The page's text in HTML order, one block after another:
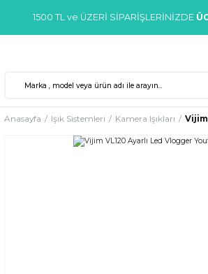
1500 TL ve ÜZERİ SİPARİŞLERİNİZDE
Anasayfa Işık Sistemleri Kamera Işıkları